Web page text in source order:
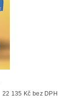
22 135 Kč bez DPH